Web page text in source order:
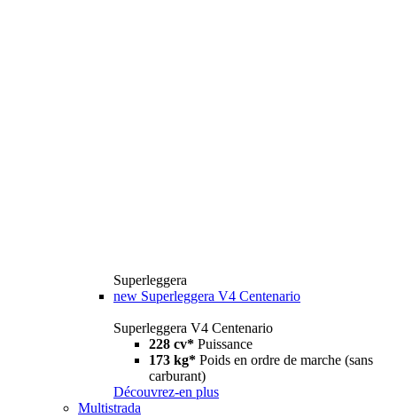
Superleggera
new Superleggera V4 Centenario
Superleggera V4 Centenario
228 cv* Puissance
173 kg* Poids en ordre de marche (sans
carburant)
Découvrez-en plus
Multistrada